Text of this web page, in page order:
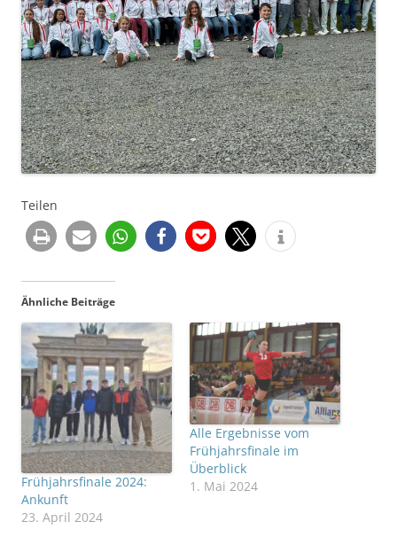
Teilen
Ähnliche Beiträge
Frühjahrsfinale 2024:
Ankunft
23. April 2024
Alle Ergebnisse vom
Frühjahrsfinale im
Überblick
1. Mai 2024